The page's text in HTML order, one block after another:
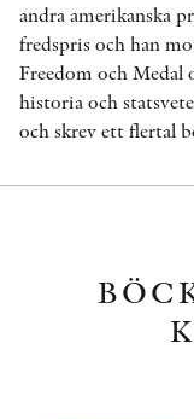
andra amerikanska
fredspris och han
Freedom och Medal
historia och
och skrev ett flertal